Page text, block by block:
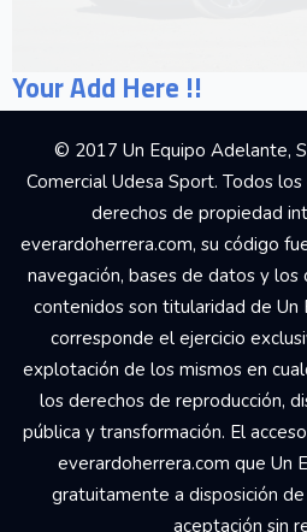
Your Add Here !!
© 2017 Un Equipo Adelante,
Comercial Udesa Sport. Todos
derechos de propiedad
everardoherrera.com, su código
navegación, bases de datos y
contenidos son titularidad de Un
corresponde el ejercicio
explotación de los mismos en
los derechos de reproducción,
pública y transformación. El
everardoherrera.com que Un
gratuitamente a disposición
aceptación sin